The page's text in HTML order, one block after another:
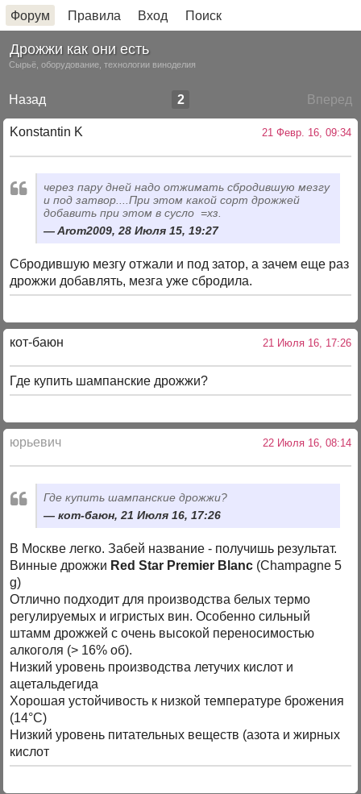
Форум Правила Вход Поиск
Дрожжи как они есть
Сырьё, оборудование, технологии виноделия
Назад Вперед
2
Konstantin K 21 Февр. 16, 09:34
через пару дней надо отжимать сбродившую мезгу
и под затвор....При этом какой сорт дрожжей
добавить при этом в сусло =хз.
Arom2009, 28 Июля 15, 19:27
Сбродившую мезгу отжали и под затор, а зачем еще раз
дрожжи добавлять, мезга уже сбродила.
кот-баюн 21 Июля 16, 17:26
Где купить шампанские дрожжи?
юрьевич 22 Июля 16, 08:14
Где купить шампанские дрожжи?
кот-баюн, 21 Июля 16, 17:26
В Москве легко. Забей название - получишь результат.
Винные дрожжи Red Star Premier Blanc (Champagne 5
g)
Отлично подходит для производства белых термо
регулируемых и игристых вин. Особенно сильный
штамм дрожжей с очень высокой переносимостью
алкоголя (> 16% об).
Низкий уровень производства летучих кислот и
ацетальдегида
Хорошая устойчивость к низкой температуре брожения
(14°C)
Низкий уровень питательных веществ (азота и жирных
кислот